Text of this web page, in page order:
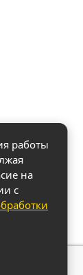
работы
на
с